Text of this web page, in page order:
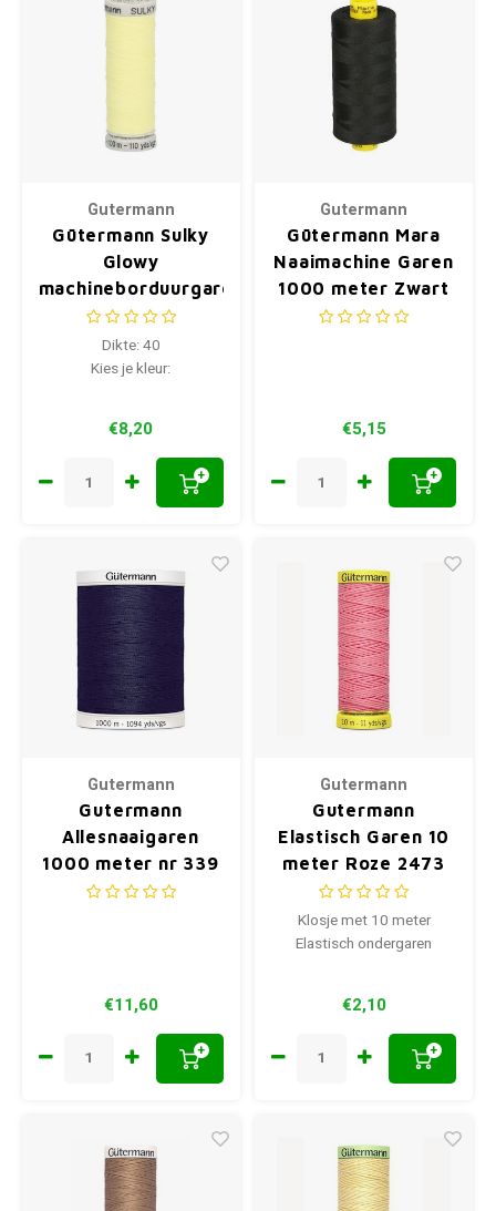
Gutermann
Gütermann Sulky
Glowy
machineborduurgaren
100 meter
Dikte: 40
Kies je kleur:
€8,20
+
Gutermann
Gütermann Mara
Naaimachine Garen
1000 meter Zwart
€5,15
+
Gutermann
Gutermann
Allesnaaigaren
1000 meter nr 339
Donkerblauw
€11,60
+
Gutermann
Gutermann
Elastisch Garen 10
meter Roze 2473
Klosje met 10 meter
Elastisch ondergaren
€2,10
+